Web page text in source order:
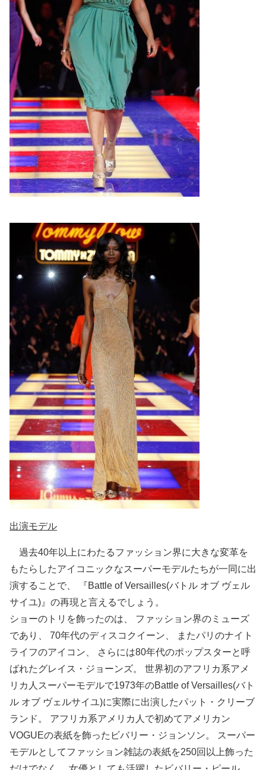
出演モデル
過去40年以上にわたるファッション界に大きな変革を
もたらしたアイコニックなスーパーモデルたちが一同に出
演することで、 『Battle of Versailles(バトル オブ ヴェル
サイユ)』の再現と言えるでしょう。
ショーのトリを飾ったのは、 ファッション界のミューズ
であり、 70年代のディスコクイーン、 またパリのナイト
ライフのアイコン、 さらには80年代のポップスターと呼
ばれたグレイス・ジョーンズ。 世界初のアフリカ系アメ
リカ人スーパーモデルで1973年のBattle of Versailles(バト
ル オブ ヴェルサイユ)に実際に出演したパット・クリーブ
ランド。 アフリカ系アメリカ人で初めてアメリカン
VOGUEの表紙を飾ったビバリー・ジョンソン。 スーパー
モデルとしてファッション雑誌の表紙を250回以上飾った